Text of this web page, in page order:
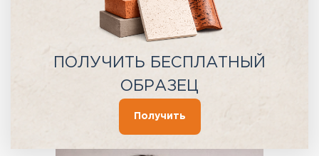
ПОЛУЧИТЬ БЕСПЛАТНЫЙ
ОБРАЗЕЦ
Получить